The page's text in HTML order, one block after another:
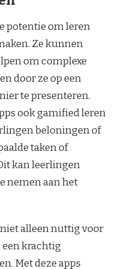
potentie om leren
Ze kunnen
om complexe
door ze op een
te presenteren.
ook gamified leren
beloningen of
taken of
kan leerlingen
nemen aan het
alleen nuttig voor
krachtig
Met deze apps